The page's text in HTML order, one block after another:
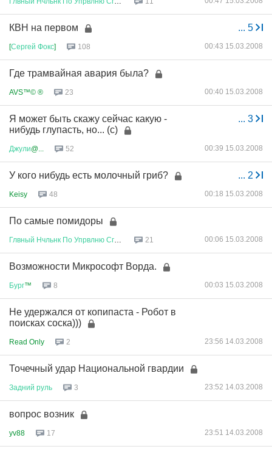
... 5
КВН на первом
[Сергей Фокс] 108 00:43 15.03.2008
Где трамвайная авария была?
AVS™© ® 23 00:40 15.03.2008
... 3
Я может быть скажу сейчас какую -
нибудь глупасть, но... (с)
Джули@... 52 00:39 15.03.2008
... 2
У кого нибудь есть молочный гриб?
Keisy 48 00:18 15.03.2008
По самые помидоры
Глвный Нчльнк По Упрвлню Сглсв 21 00:06 15.03.2008
Возможности Микрософт Ворда.
Бург™ 8 00:03 15.03.2008
Не удержался от копипаста - Робот в
поисках соска)))
Read Only 2 23:56 14.03.2008
Точечный удар Национальной гвардии
Задний руль 3 23:52 14.03.2008
вопрос возник
yv88 17 23:51 14.03.2008